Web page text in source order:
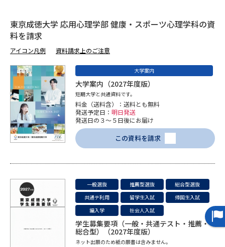
試験
大学で学べる内容や特徴を調べる
新増設大学・学部・学科特集
国際・グローバルに強い大学特
集
デジタルパンフレット 進路の３択
新学年スタート号特集ページ
新学年スタート号特集ページ
（高2生用）
SELFBRAND特集ページ
東京成徳大学 応用心理学部 健康・スポーツ心理学科の資
料を請求
アイコン凡例 資料請求上のご注意
大学案内
大学案内（2027年度版）
短期大学と共通資料です。
料金（送料含）：送料とも無料
発送予定日： 明日発送
発送日の３～５日後にお届け
この資料を請求
一般選抜 推薦型選抜
総合型選抜
共通テ利用
留学生入試
帰国生入試
編入学
社会人入試
学生募集要項（一般・共通テスト・推薦・
総合型）（2027年度版）
ネット出願のため紙の願書は含みません。